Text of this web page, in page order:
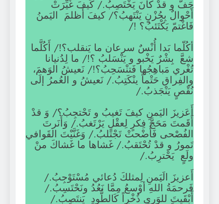
جَفَّ و قدْ كانَ يَخْتَصِبُ./ كَيفَ غُيِّرَتْ
أَحْوالٌ بِحُزْنٍ يَنْتَهبُ؟/ كيفَ أَظلمَ اليَمنُ
فَاغْتمّ يَكْتَئبُ؟ !/
أكُلّما بَدا أُنْسٌ سرعان ما يَنقلب؟!/ أَكُلَّما
شعَّ بِشْرٌ يَخْبو و يَنْسَلبُ ؟!/ ما لِدُنيانا
تُغْري مَباهِجُها فَتنْسَحِبُ؟!/ نَعيشُ الوَهمَ،
والفِراق حَتْماً ينْكَتِبُ./ نَعيشُ و العُمرُ إلَى
نُقْصٍ يَنْجَذبُ./
أَعَزيزَ اليَمنِ كيفَ تَغيبُ و تَحْتجِبُ؟/ وَ قدْ
أَقَمتَ مَحَجَّ فِكرٍ لِعقْلٍ يَرْتَغبُ./ وَأَنَرتَ
الفُصْحى فَأَضْحتْ تَجْتَلبُ./ وَغَنَّيْتَ القَوافي
تَمورُ و قدْ تُحْتَقبُ./ غَشاها ما غَشاكَ منْ
ولَعٍ يَحْترِبُ./
أَعزيزَ الَيَمنِ لِمثلكَ دُعائي مُسْتَوْجِبُ./
فَرحمَةُ اللهِ أوْسعُ مِمَّا نَعُدُ ونَحْتَسِبُ./
أَبْقَيتَ للوَرى ذُخْراً كَالطُّودِ يَنتَصِبُ./